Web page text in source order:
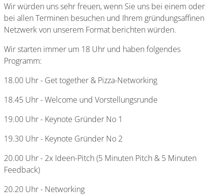
Wir würden uns sehr freuen, wenn Sie uns bei einem oder
bei allen Terminen besuchen und Ihrem gründungsaffinen
Netzwerk von unserem Format berichten würden.
Wir starten immer um 18 Uhr und haben folgendes
Programm:
18.00 Uhr - Get together & Pizza-Networking
18.45 Uhr - Welcome und Vorstellungsrunde
19.00 Uhr - Keynote Gründer No 1
19.30 Uhr - Keynote Gründer No 2
20.00 Uhr - 2x Ideen-Pitch (5 Minuten Pitch & 5 Minuten
Feedback)
20.20 Uhr - Networking